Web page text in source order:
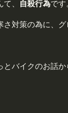
、 自殺行為です
さ対策の為に、グ
とバイクのお話か